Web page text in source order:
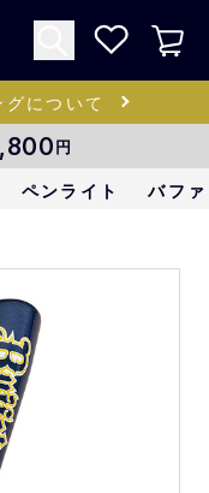
について
円
ペンライト バフ